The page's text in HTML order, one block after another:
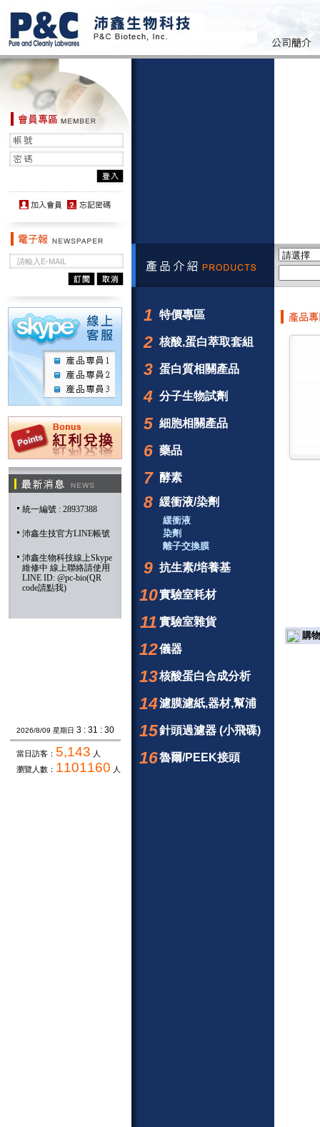
統一編號 : 28937388
沛鑫生技官方LINE帳號
沛鑫生物科技線上Skype
維修中 線上聯絡請使用
LINE ID: @pc-bio(QR
code請點我)
2026/8/09 星期日 3 : 31 : 31
當日訪客： 5,143 人
瀏覽人數： 1101160 人
1 特價專區
2 核酸,蛋白萃取套組
3 蛋白質相關產品
4 分子生物試劑
5 細胞相關產品
6 藥品
7 酵素
8 緩衝液/染劑
緩衝液
染劑
離子交換膜
9 抗生素/培養基
10實驗室耗材
11 實驗室雜貨
12儀器
13核酸蛋白合成分析
14濾膜濾紙,器材,幫浦
15針頭過濾器 (小飛碟)
16魯爾/PEEK接頭
購